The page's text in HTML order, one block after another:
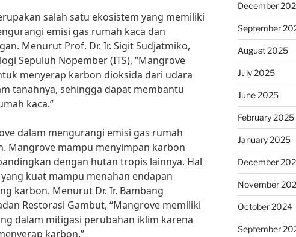
salah satu ekosistem yang memiliki
emisi gas rumah kaca dan
Menurut Prof. Dr. Ir. Sigit Sudjatmiko,
Sepuluh Nopember (ITS), “Mangrove
menyerap karbon dioksida dari udara
tanahnya, sehingga dapat membantu
kaca.”
dalam mengurangi emisi gas rumah
Mangrove mampu menyimpan karbon
dengan hutan tropis lainnya. Hal
kuat mampu menahan endapan
karbon. Menurut Dr. Ir. Bambang
Restorasi Gambut, “Mangrove memiliki
dalam mitigasi perubahan iklim karena
karbon.”
December
September
August 2025
July 2025
June 2025
February 2025
January 2025
December
November
October 2024
September